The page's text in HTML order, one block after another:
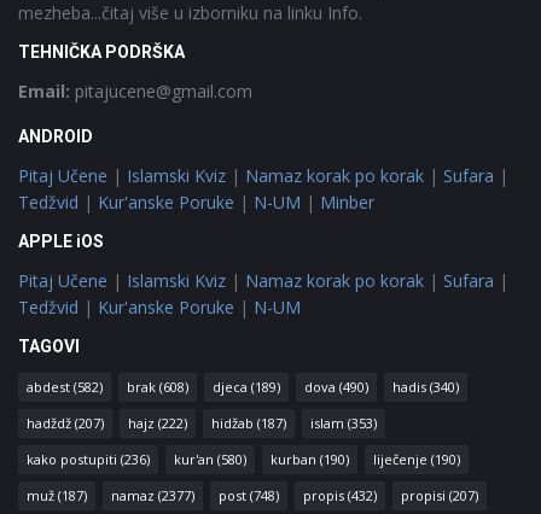
mezheba...čitaj više u izborniku na linku Info.
TEHNIČKA PODRŠKA
Email: pitajucene@gmail.com
ANDROID
Pitaj Učene | Islamski Kviz | Namaz korak po korak | Sufara |
Tedžvid | Kur'anske Poruke | N-UM | Minber
APPLE iOS
Pitaj Učene | Islamski Kviz | Namaz korak po korak | Sufara |
Tedžvid | Kur'anske Poruke | N-UM
TAGOVI
abdest (582) brak (608) djeca (189) dova (490) hadis (340)
hadždž (207) hajz (222) hidžab (187) islam (353)
kako postupiti (236) kur'an (580) kurban (190) liječenje (190)
muž (187) namaz (2377) post (748) propis (432) propisi (207)